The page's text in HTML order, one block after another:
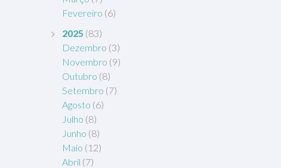
Fevereiro (6)
2025 (83)
Dezembro (3)
Novembro (9)
Outubro (8)
Setembro (7)
Agosto (6)
Julho (8)
Junho (8)
Maio (12)
Abril (7)